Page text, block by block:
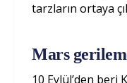
tarzların ortaya
Mars
10 Eylül’den beri